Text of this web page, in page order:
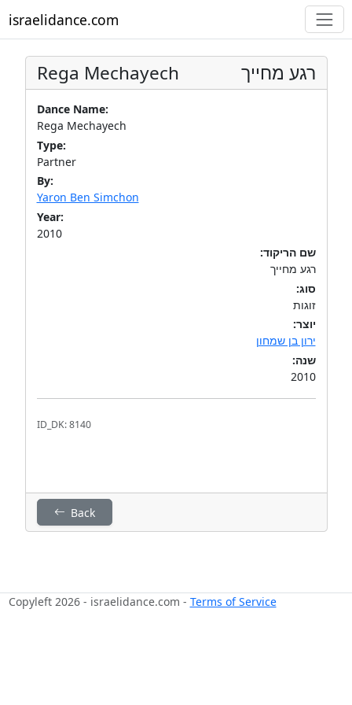
israelidance.com
Rega Mechayech רגע מחייך
Dance Name:
Rega Mechayech
Type:
Partner
By:
Yaron Ben Simchon
Year:
2010
שם הריקוד:
רגע מחייך
סוג:
זוגות
יוצר:
ירון בן שמחון
שנה:
2010
ID_DK: 8140
Back
Copyleft 2026 - israelidance.com - Terms of Service